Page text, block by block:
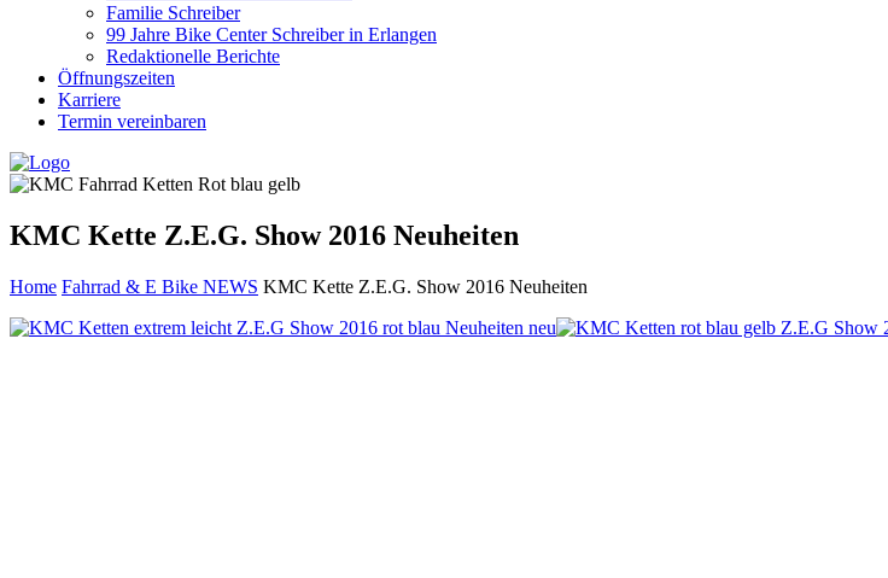
Familie Schreiber
99 Jahre Bike Center Schreiber in Erlangen
Redaktionelle Berichte
Öffnungszeiten
Karriere
Termin vereinbaren
KMC Kette Z.E.G. Show 2016 Neuheiten
Home Fahrrad & E Bike NEWS KMC Kette Z.E.G. Show 2016 Neuheiten